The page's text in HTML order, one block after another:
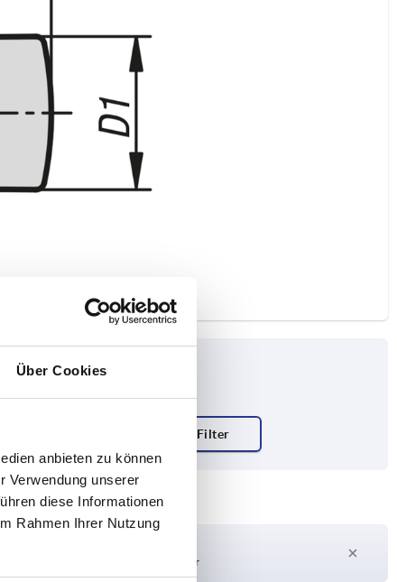
Über Cookies
anbieten zu können
Verwendung unserer
diese Informationen
Rahmen Ihrer Nutzung
Derzeit nicht auf Lager